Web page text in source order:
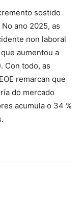
sostido
No ano 2025, as
non laboral
aumentou a
. Con todo, as
remarcan que
do mercado
acumula o 34 %
.